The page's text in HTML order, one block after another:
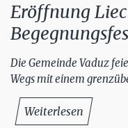
Eröffnung
Die Gemeinde Vaduz
Wegs mit einem
Weiterlesen